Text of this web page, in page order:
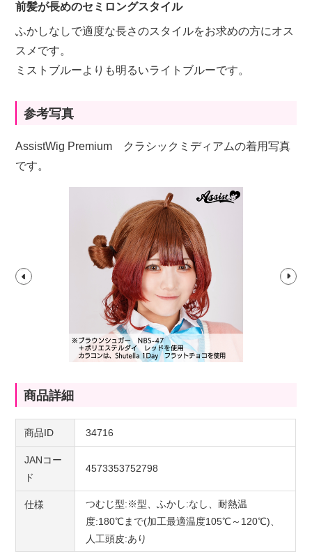
前髪が長めのセミロングスタイル
ふかしなしで適度な長さのスタイルをお求めの方にオス
スメです。
ミストブルーよりも明るいライトブルーです。
参考写真
AssistWig Premium クラシックミディアムの着用写真
です。
商品詳細
商品ID 34716
JANコー
ド
4573353752798
仕様
つむじ型:※型、ふかし:なし、耐熱温
度:180℃まで(加工最適温度105℃～120℃)、
人工頭皮:あり